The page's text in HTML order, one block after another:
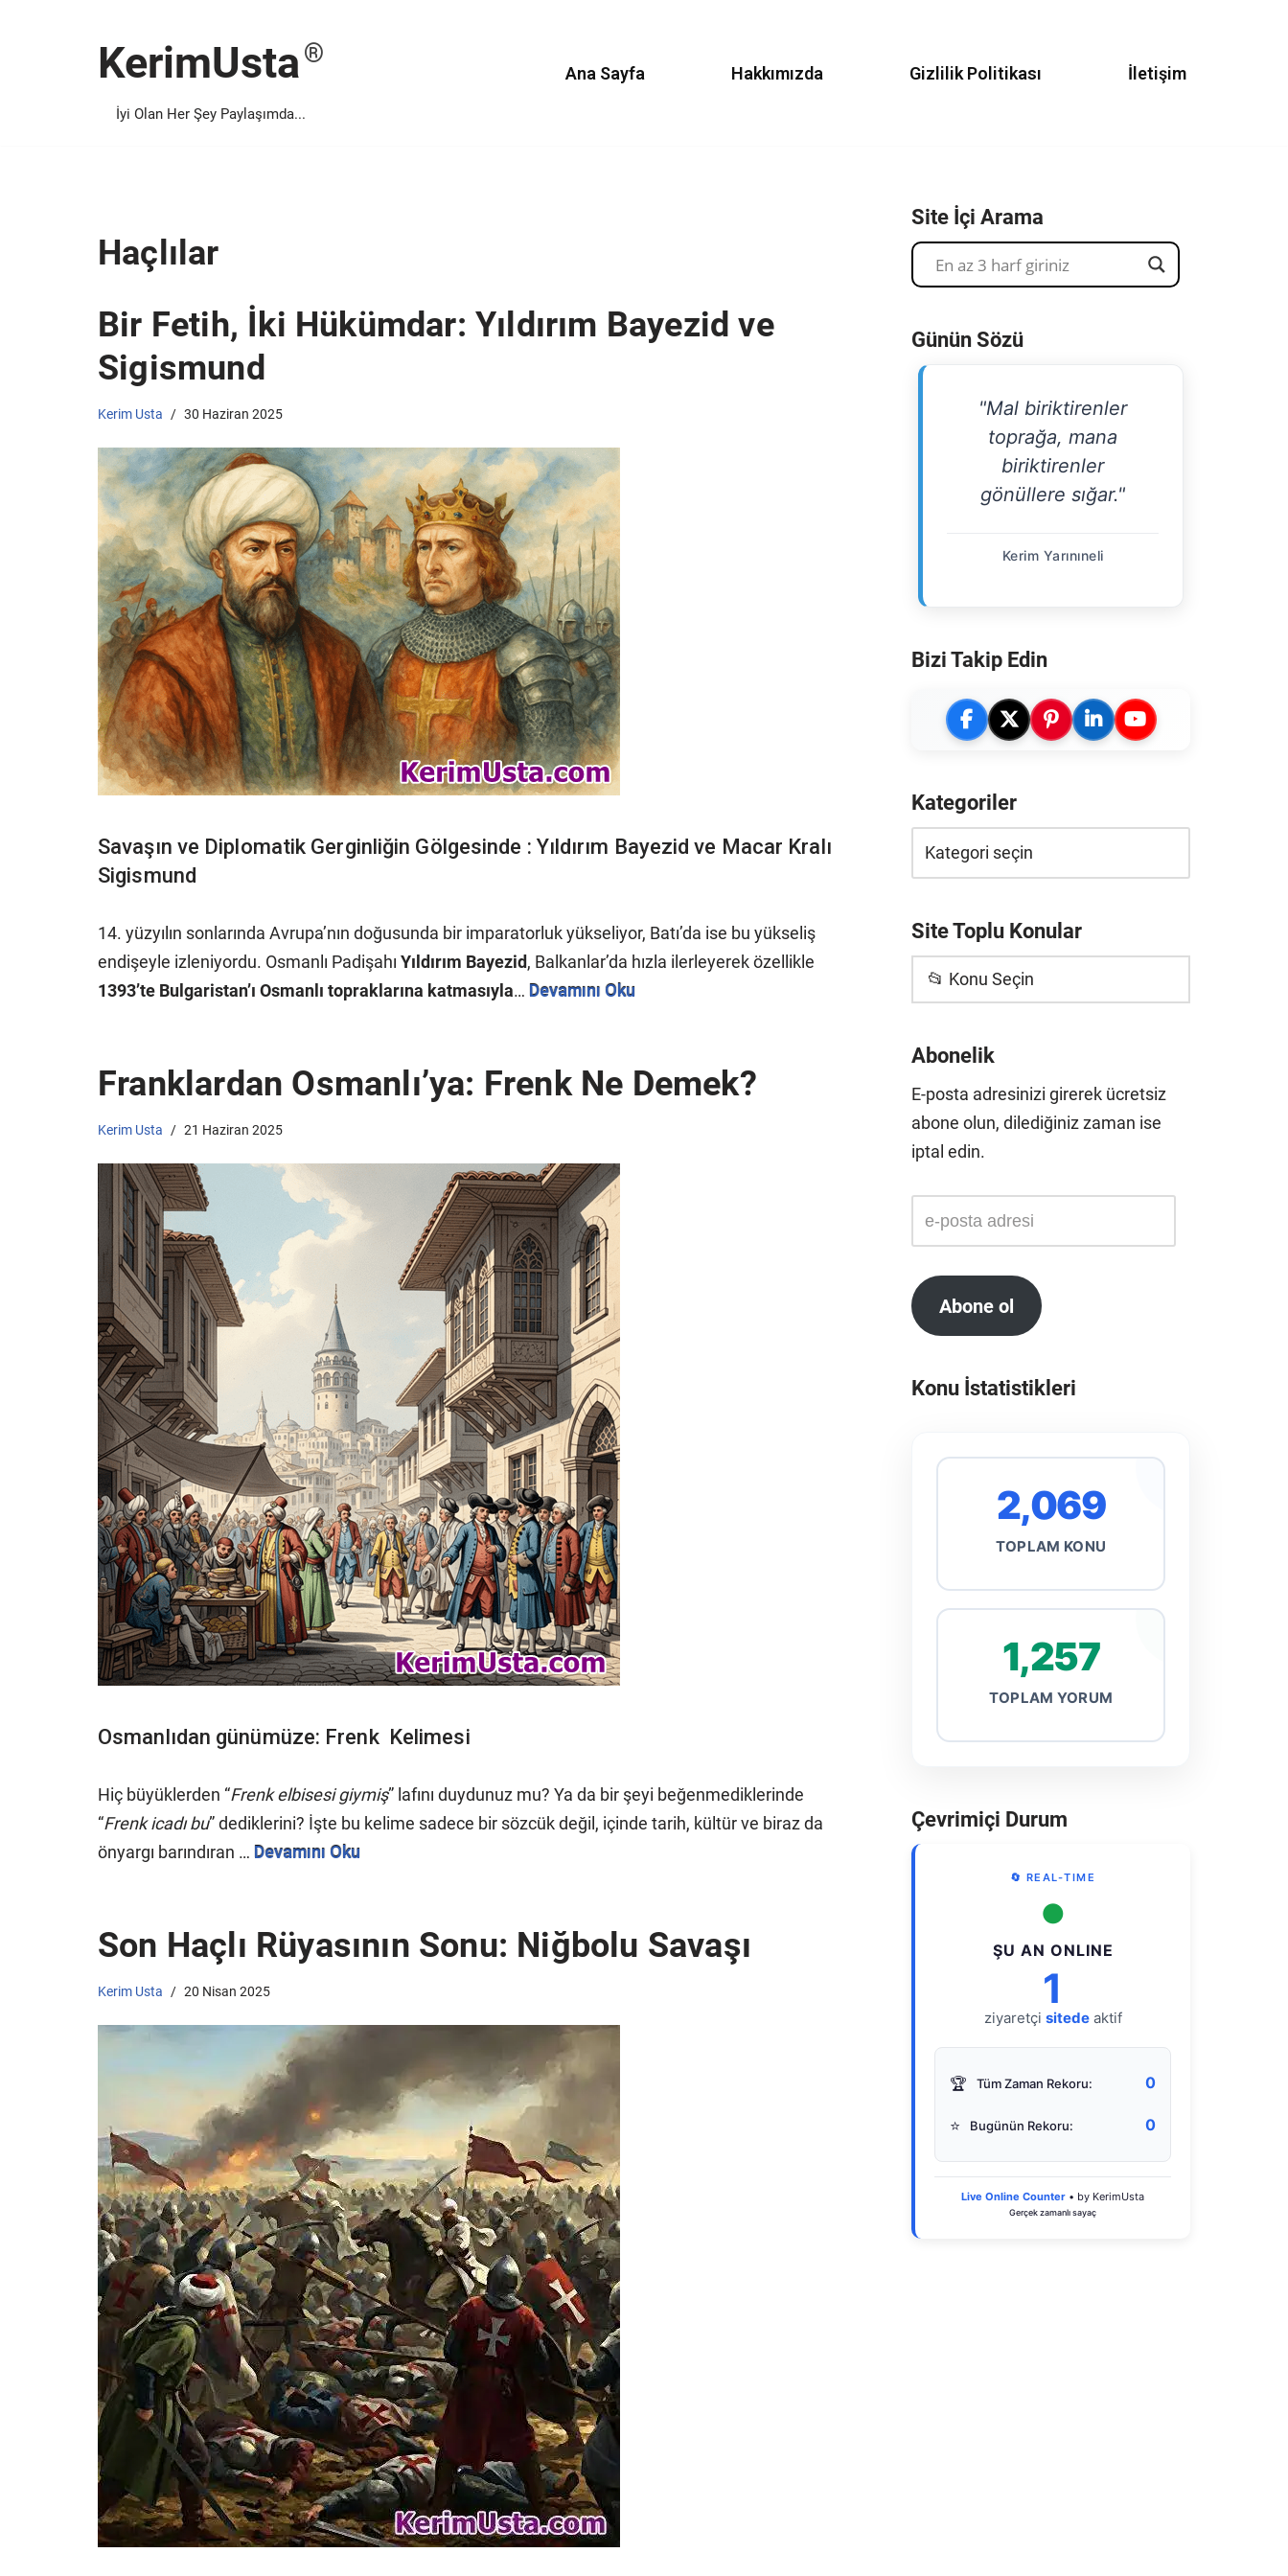
KerimUsta
İyi Olan Her Şey Paylaşımda...
Ana Sayfa Hakkımızda Gizlilik Politikası İletişim
Haçlılar
Bir Fetih, İki Hükümdar: Yıldırım Bayezid ve
Sigismund
Kerim Usta 30 Haziran 2025
Savaşın ve Diplomatik Gerginliğin Gölgesinde : Yıldırım Bayezid ve Macar Kralı
Sigismund
14. yüzyılın sonlarında Avrupa’nın doğusunda bir imparatorluk yükseliyor, Batı’da ise bu yükseliş
endişeyle izleniyordu. Osmanlı Padişahı Yıldırım Bayezid, Balkanlar’da hızla ilerleyerek özellikle
1393’te Bulgaristan’ı Osmanlı topraklarına katmasıyla… Devamını Oku
Franklardan Osmanlı’ya: Frenk Ne Demek?
Kerim Usta 21 Haziran 2025
Osmanlıdan günümüze: Frenk Kelimesi
Hiç büyüklerden “Frenk elbisesi giymiş” lafını duydunuz mu? Ya da bir şeyi beğenmediklerinde
“Frenk icadı bu” dediklerini? İşte bu kelime sadece bir sözcük değil, içinde tarih, kültür ve biraz da
önyargı barındıran … Devamını Oku
Son Haçlı Rüyasının Sonu: Niğbolu Savaşı
Kerim Usta 20 Nisan 2025
Site İçi Arama
Günün Sözü
"Mal biriktirenler
toprağa, mana
biriktirenler
gönüllere sığar."
Kerim Yarınıneli
Bizi Takip Edin
Kategoriler
Site Toplu Konular
📂 Konu Seçin
Abonelik
E-posta adresinizi girerek ücretsiz
abone olun, dilediğiniz zaman ise
iptal edin.
Abone ol
Konu İstatistikleri
2,069
TOPLAM KONU
1,257
TOPLAM YORUM
Çevrimiçi Durum
🔄 REAL-TIME
●
ŞU AN ONLINE
1
ziyaretçi sitedeaktif
🏆 Tüm Zaman Rekoru: 0
⭐ Bugünün Rekoru: 0
Live Online Counter • by KerimUsta
Gerçek zamanlı sayaç